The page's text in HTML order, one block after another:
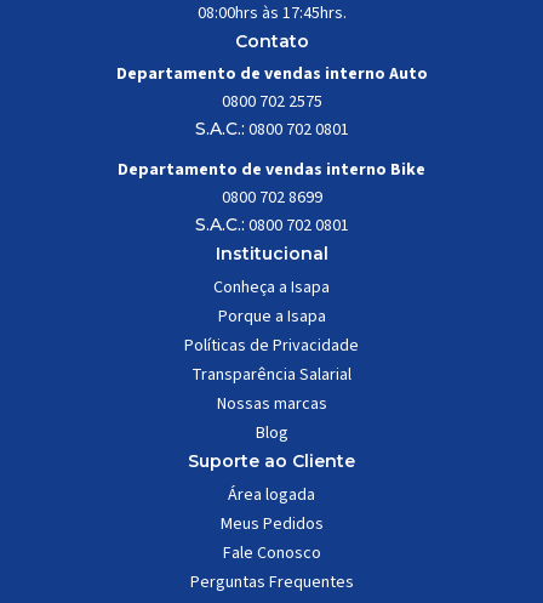
08:00hrs às 17:45hrs.
Contato
Departamento de vendas interno Auto
0800 702 2575
S.A.C.: 0800 702 0801
Departamento de vendas interno Bike
0800 702 8699
S.A.C.: 0800 702 0801
Institucional
Conheça a Isapa
Porque a Isapa
Políticas de Privacidade
Transparência Salarial
Nossas marcas
Blog
Suporte ao Cliente
Área logada
Meus Pedidos
Fale Conosco
Perguntas Frequentes